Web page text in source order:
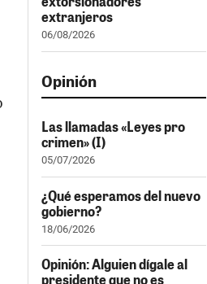
extranjeros
06/08/2026
Opinión
Las llamadas «Leyes pro
crimen» (I)
05/07/2026
¿Qué esperamos del nuevo
gobierno?
18/06/2026
Opinión: Alguien dígale al
presidente que no es